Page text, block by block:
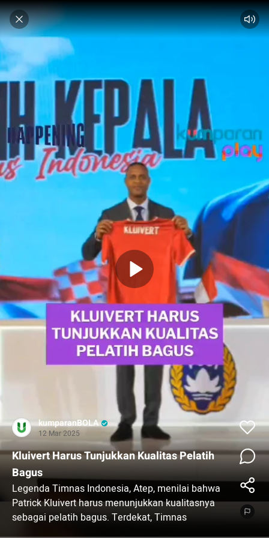
kumparanBOLA
12 Mar 2025
Kluivert Harus Tunjukkan Kualitas Pelatih
Bagus
Legenda Timnas Indonesia, Atep, menilai bahwa
Patrick Kluivert harus menunjukkan kualitasnya
sebagai pelatih bagus. Terdekat, Timnas